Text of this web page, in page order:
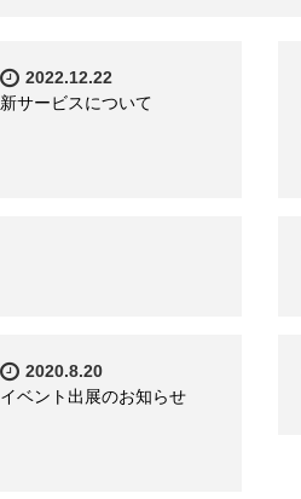
2022.12.22
新サービスについて
2020.8.20
イベント出展のお知らせ